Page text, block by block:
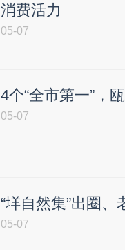
消费活力
05-07
4个“全市第一”，
05-07
“垟自然集”出圈、
05-07